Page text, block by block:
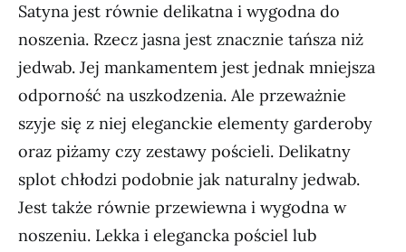
Satyna jest równie delikatna i wygodna do
noszenia. Rzecz jasna jest znacznie tańsza niż
jedwab. Jej mankamentem jest jednak mniejsza
odporność na uszkodzenia. Ale przeważnie
szyje się z niej eleganckie elementy garderoby
oraz piżamy czy zestawy pościeli. Delikatny
splot chłodzi podobnie jak naturalny jedwab.
Jest także równie przewiewna i wygodna w
noszeniu. Lekka i elegancka pościel lub